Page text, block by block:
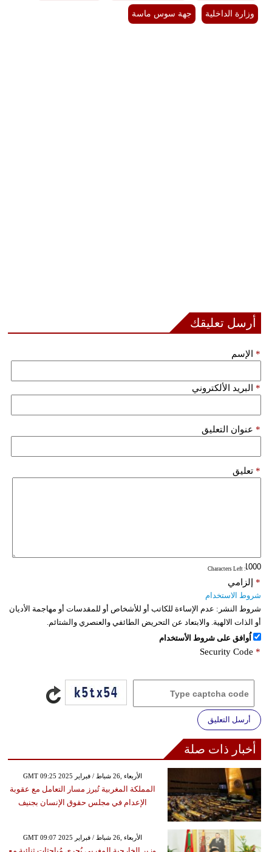
وزارة الداخلية جهة سوس ماسة
أرسل تعليقك
الإسم *
البريد الألكتروني *
عنوان التعليق *
تعليق *
: Characters Left
إلزامي *
شروط الاستخدام
شروط النشر: عدم الإساءة للكاتب أو للأشخاص أو للمقدسات أو مهاجمة الأديان
أو الذات الالهية. والابتعاد عن التحريض الطائفي والعنصري والشتائم.
اُوافق على شروط الأستخدام
Security Code *
أرسل التعليق
أخبار ذات صلة
GMT 09:25 2025 الأربعاء ,26 شباط / فبراير
المملكة المغربية تُبرز مسار التعامل مع عقوبة
الإعدام في مجلس حقوق الإنسان بجنيف
GMT 09:07 2025 الأربعاء ,26 شباط / فبراير